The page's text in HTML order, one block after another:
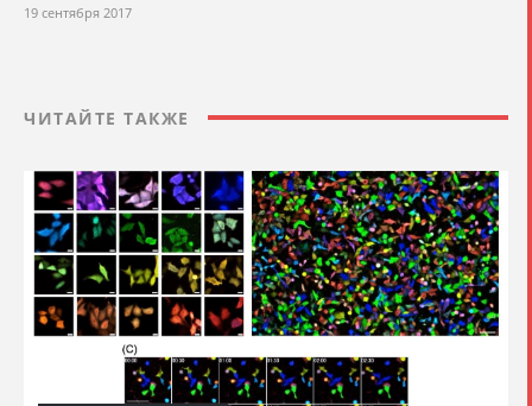
19 сентября 2017
ЧИТАЙТЕ ТАКЖЕ